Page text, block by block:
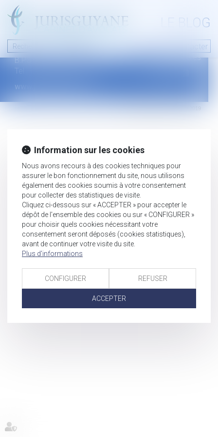
LE BLOG
Nous contacter
46 avenue de la liberté
B.P.315 - 97327 Cayenne Cedex
Tel : +594 594 29 45 35
www.jurisguyane.com
Mentions légales
Information sur les cookies
Nous avons recours à des cookies techniques pour
assurer le bon fonctionnement du site, nous utilisons
également des cookies soumis à votre consentement
pour collecter des statistiques de visite.
Cliquez ci-dessous sur « ACCEPTER » pour accepter le
dépôt de l'ensemble des cookies ou sur « CONFIGURER »
pour choisir quels cookies nécessitant votre
consentement seront déposés (cookies statistiques),
avant de continuer votre visite du site.
Plus d'informations
CONFIGURER REFUSER
ACCEPTER